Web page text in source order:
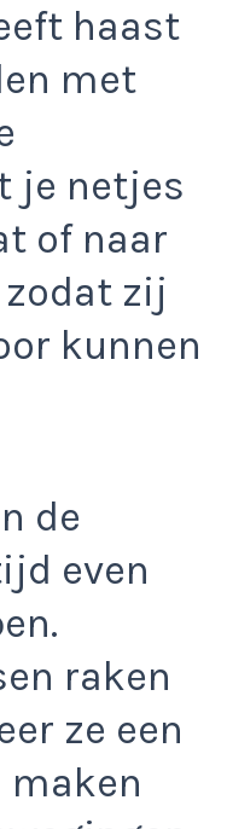
haast
met
je netjes
of naar
zij
kunnen
de
even
raken
ze een
maken